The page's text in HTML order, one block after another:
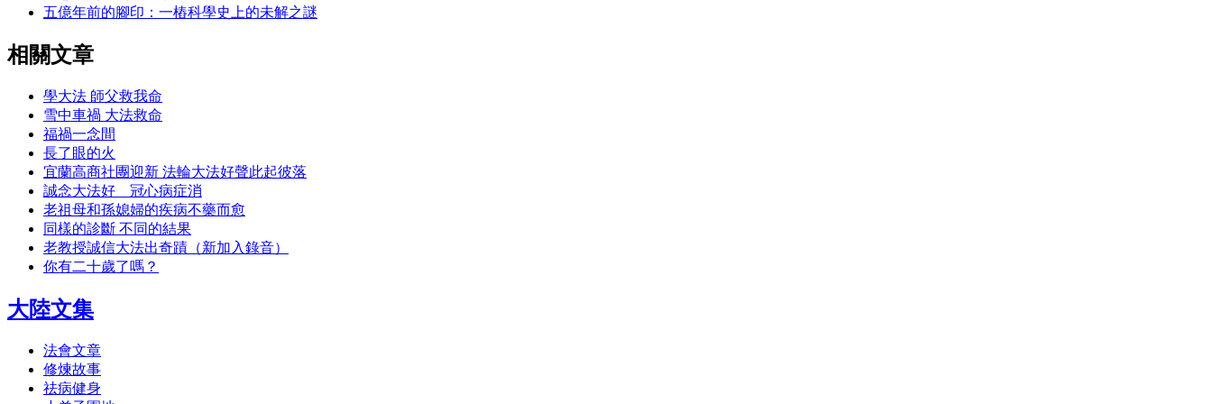
五億年前的腳印：一樁科學史上的未解之謎
相關文章
學大法 師父救我命
雪中車禍 大法救命
福禍一念間
長了眼的火
宜蘭高商社團迎新 法輪大法好聲此起彼落
誠念大法好 冠心病症消
老祖母和孫媳婦的疾病不藥而愈
同樣的診斷 不同的結果
老教授誠信大法出奇蹟（新加入錄音）
你有二十歲了嗎？
大陸文集
法會文章
修煉故事
祛病健身